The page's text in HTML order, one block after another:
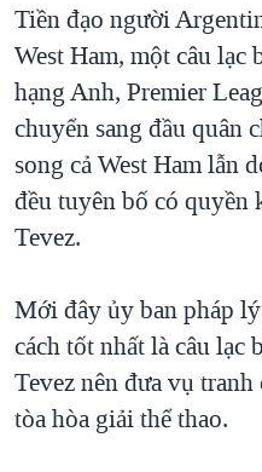
SỨC KHOẺ
VĂN HOÁ
THỂ THAO
GIÁO DỤC
NGÀY TỊ NẠN THẾ GIỚI
TRỊNH VĨNH BÌNH -
GROUND ZERO – XƯA VÀ
CHI PHÍ CHIẾN TRANH
CÁC GIÁ TRỊ CỘNG HÒA
THƯỢNG ĐỈNH TRUMP-
NGƯ DÂN VIỆT VÀ LÀN
BÊN KIA QUỐC LỘ:
QUAN HỆ VIỆT MỸ
Ngôn ngữ khác
Tiền đạo người
West Ham, một câu lạc
hạng Anh, Premier
chuyển sang đầu quân
song cả West Ham lẫn
đều tuyên bố có
Tevez.
Mới đây ủy ban pháp
cách tốt nhất là câu lạc
Tevez nên đưa vụ
tòa hòa giải thể thao.